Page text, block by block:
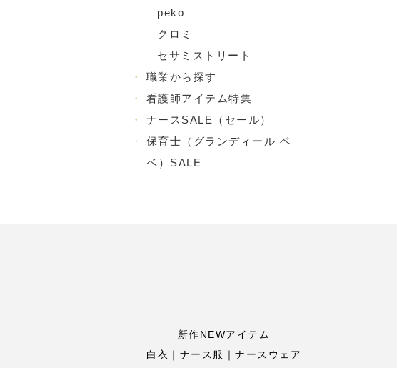
peko
クロミ
セサミストリート
・
職業から探す
・
看護師アイテム特集
・
ナースSALE（セール）
・
保育士（グランディール ベ
ベ）SALE
新作NEWアイテム
白衣｜ナース服｜ナースウェア